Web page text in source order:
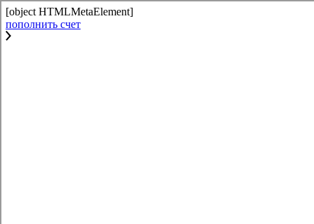
[object HTMLMetaElement]
пополнить счет